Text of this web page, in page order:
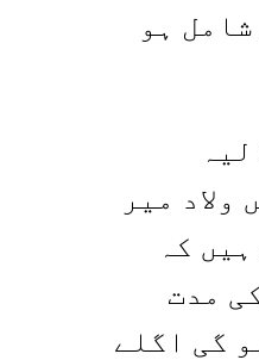
ہو
ولاد میر
کہ
مدت
گی اگلے